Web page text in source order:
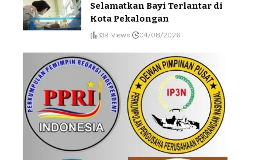
Selamatkan Bayi Terlantar di
Kota Pekalongan
339 Views 04/08/2026